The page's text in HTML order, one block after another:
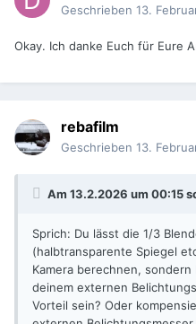
Geschrieben 13.
Okay. Ich danke Euch für Eure
rebafilm
Geschrieben 13.
Am 13.2.2026 um 00:15
Sprich: Du lässt die 1/3
(halbtransparente Spiegel
Kamera berechnen,
deinem externen
Vorteil sein? Oder